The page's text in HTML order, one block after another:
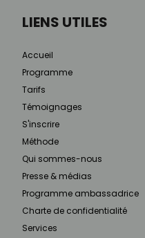
LIENS UTILES
Accueil
Programme
Tarifs
Témoignages
S'inscrire
Méthode
Qui sommes-nous
Presse & médias
Programme ambassadrice
Charte de confidentialité
Services